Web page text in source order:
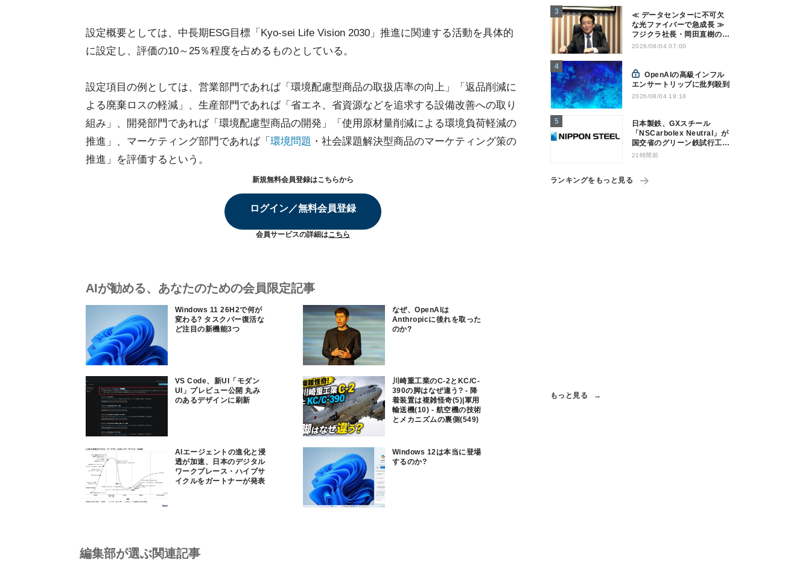
設定概要としては、中長期ESG目標「Kyo-sei Life Vision 2030」推進に関連する活動を具体的
に設定し、評価の10～25％程度を占めるものとしている。
設定項目の例としては、営業部門であれば「環境配慮型商品の取扱店率の向上」「返品削減に
よる廃棄ロスの軽減」、生産部門であれば「省エネ、省資源などを追求する設備改善への取り
組み」、開発部門であれば「環境配慮型商品の開発」「使用原材量削減による環境負荷軽減の
推進」、マーケティング部門であれば「 環境問題 ・社会課題解決型商品のマーケティング策の
推進」を評価するという。
新規無料会員登録はこちらから
ログイン／無料会員登録
会員サービスの詳細はこちら
AIが勧める、あなたのための会員限定記事
Windows 11 26H2で何が
変わる? タスクバー復活な
ど注目の新機能3つ
なぜ、OpenAIは
Anthropicに後れを取った
のか?
VS Code、新UI「モダン
UI」プレビュー公開 丸み
のあるデザインに刷新
川崎重工業のC-2とKC/C-
390の脚はなぜ違う? - 降
着装置は複雑怪奇(5)|軍用
輸送機(10) - 航空機の技術
とメカニズムの裏側(549)
AIエージェントの進化と浸
透が加速、日本のデジタル
ワークプレース・ハイプサ
イクルをガートナーが発表
Windows 12は本当に登場
するのか?
≪ データセンターに不可欠
な光ファイバーで急成長 ≫
フジクラ社長・岡田直樹の技
術論「見えない技術優位性、
2026/08/04 07:00
OpenAIの高級インフル
エンサートリップに批判殺到
2026/08/04 19:18
日本製鉄、GXスチール
「NSCarbolex Neutral」が
国交省のグリーン鉄試行工事
に採用
21時間前
ランキングをもっと見る
もっと見る
編集部が選ぶ関連記事